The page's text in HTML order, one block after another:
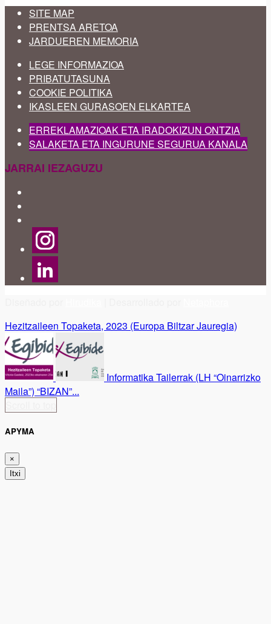
SITE MAP
PRENTSA ARETOA
JARDUEREN MEMORIA
LEGE INFORMAZIOA
PRIBATUTASUNA
COOKIE POLITIKA
IKASLEEN GURASOEN ELKARTEA
ERREKLAMAZIOAK ETA IRADOKIZUN ONTZIA
SALAKETA ETA INGURUNE SEGURUA KANALA
JARRAI IEZAGUZU
Hezitzaileen Topaketa, 2023 (Europa Biltzar Jauregia)
Informatika Tailerrak (LH “Oinarrizko
Maila”) “BIZAN”...
APYMA
×
Itxi